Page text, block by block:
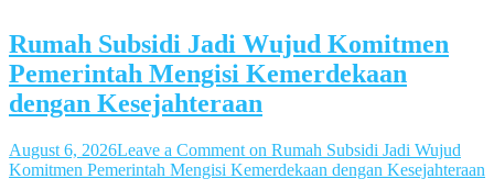
Rumah Subsidi Jadi Wujud Komitmen
Pemerintah Mengisi Kemerdekaan
dengan Kesejahteraan
August 6, 2026Leave a Comment on Rumah Subsidi Jadi Wujud
Komitmen Pemerintah Mengisi Kemerdekaan dengan Kesejahteraan